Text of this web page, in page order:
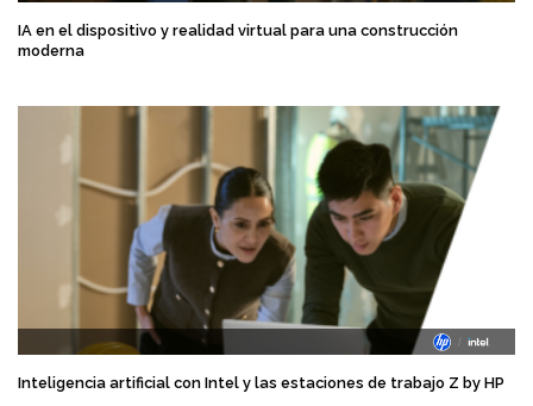
IA en el dispositivo y realidad virtual para una construcción
moderna
Inteligencia artificial con Intel y las estaciones de trabajo Z by HP